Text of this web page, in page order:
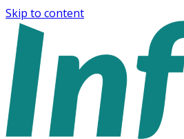
Skip to content